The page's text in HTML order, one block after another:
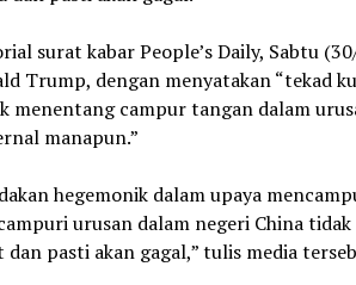
surat kabar People’s Daily, Sabtu
Trump, dengan menyatakan “tekad
menentang campur tangan dalam
manapun.”
hegemonik dalam upaya
urusan dalam negeri China
dan pasti akan gagal,” tulis media